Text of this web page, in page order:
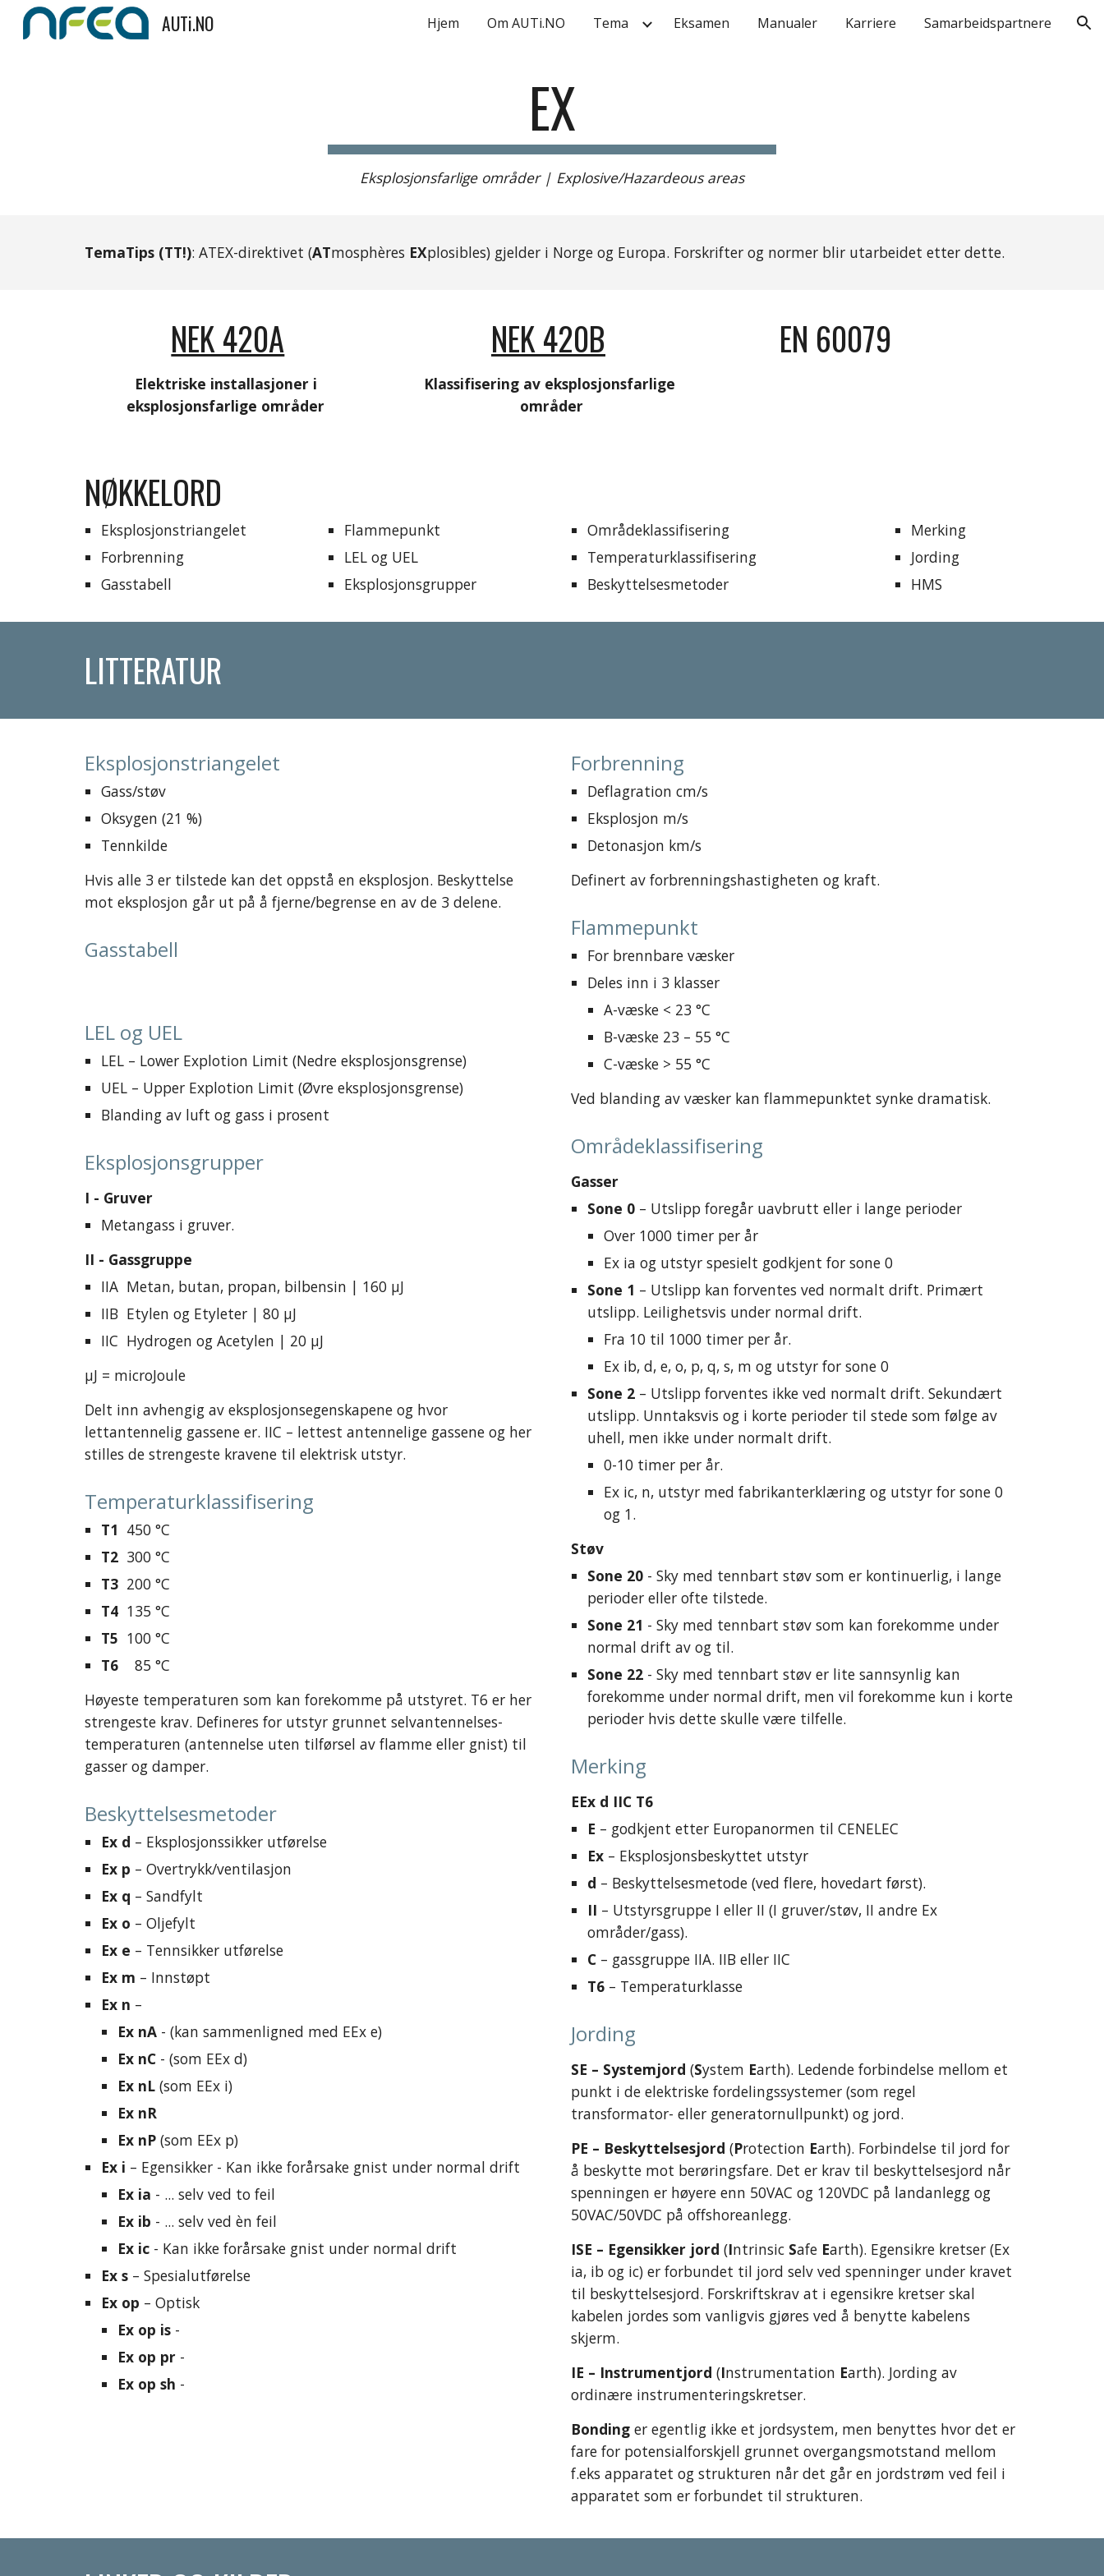
Skip to main content Skip to navigation
AUTi.NO Hjem Om AUTi.NO Tema Eksamen Manualer Karriere Samarbeidspartnere
EX
Eksplosjonsfarlige områder | Explosive/Hazardeous areas
TemaTips (TT!): ATEX-direktivet (ATmosphères EXplosibles) gjelder i Norge og Europa. Forskrifter og normer blir utarbeidet etter dette.
NEK 420A
Elektriske installasjoner i
eksplosjonsfarlige områder
NEK 420B
Klassifisering av eksplosjonsfarlige
områder
EN 60079
NØKKELORD
Eksplosjonstriangelet
Forbrenning
Gasstabell
Flammepunkt
LEL og UEL
Eksplosjonsgrupper
Områdeklassifisering
Temperaturklassifisering
Beskyttelsesmetoder
Merking
Jording
HMS
LITTERATUR
Eksplosjonstriangelet
Gass/støv
Oksygen (21 %)
Tennkilde
Hvis alle 3 er tilstede kan det oppstå en eksplosjon. Beskyttelse
mot eksplosjon går ut på å fjerne/begrense en av de 3 delene.
Gasstabell
LEL og UEL
LEL – Lower Explotion Limit (Nedre eksplosjonsgrense)
UEL – Upper Explotion Limit (Øvre eksplosjonsgrense)
Blanding av luft og gass i prosent
Eksplosjonsgrupper
I - Gruver
Metangass i gruver.
II - Gassgruppe
IIA  Metan, butan, propan, bilbensin | 160 µJ
IIB  Etylen og Etyleter | 80 µJ
IIC  Hydrogen og Acetylen | 20 µJ
µJ = microJoule
Delt inn avhengig av eksplosjonsegenskapene og hvor
lettantennelig gassene er. IIC – lettest antennelige gassene og her
stilles de strengeste kravene til elektrisk utstyr.
Temperaturklassifisering
T1
  450 °C
T2
  300 °C
T3
  200 °C
T4
  135 °C
T5
  100 °C
T6
    85 °C
Høyeste temperaturen som kan forekomme på utstyret. T6 er her
strengeste krav. Defineres for utstyr grunnet selvantennelses-
temperaturen (antennelse uten tilførsel av flamme eller gnist) til
gasser og damper.
Beskyttelsesmetoder
Ex d – Eksplosjonssikker utførelse
Ex p – Overtrykk/ventilasjon
Ex q – Sandfylt
Ex o – Oljefylt
Ex e – Tennsikker utførelse
Ex m – Innstøpt
Ex n –
Ex nA - (kan sammenligned med EEx e)
Ex nC - (som EEx d)
Ex nL (som EEx i)
Ex nR
Ex nP (som EEx p)
Ex i – Egensikker - Kan ikke forårsake gnist under normal drift
Ex ia - ... selv ved to feil
Ex ib - ... selv ved èn feil
Ex ic - Kan ikke forårsake gnist under normal drift
Ex s – Spesialutførelse
Ex op – Optisk
Ex op is -
Ex op pr -
Ex op sh -
Forbrenning
Deflagration cm/s
Eksplosjon m/s
Detonasjon km/s
Definert av forbrenningshastigheten og kraft.
Flammepunkt
For brennbare væsker
Deles inn i 3 klasser
A-væske < 23 °C
B-væske 23 – 55 °C
C-væske > 55 °C
Ved blanding av væsker kan flammepunktet synke dramatisk.
Områdeklassifisering
Gasser
Sone 0 – Utslipp foregår uavbrutt eller i lange perioder
Over 1000 timer per år
Ex ia og utstyr spesielt godkjent for sone 0
Sone 1 – Utslipp kan forventes ved normalt drift. Primært
utslipp. Leilighetsvis under normal drift.
Fra 10 til 1000 timer per år.
Ex ib, d, e, o, p, q, s, m og utstyr for sone 0
Sone 2 – Utslipp forventes ikke ved normalt drift. Sekundært
utslipp. Unntaksvis og i korte perioder til stede som følge av
uhell, men ikke under normalt drift.
0-10 timer per år.
Ex ic, n, utstyr med fabrikanterklæring og utstyr for sone 0
og 1.
Støv
Sone 20 - Sky med tennbart støv som er kontinuerlig, i lange
perioder eller ofte tilstede.
Sone 21 - Sky med tennbart støv som kan forekomme under
normal drift av og til.
Sone 22 - Sky med tennbart støv er lite sannsynlig kan
forekomme under normal drift, men vil forekomme kun i korte
perioder hvis dette skulle være tilfelle.
Merking
EEx d IIC T6
E – godkjent etter Europanormen til CENELEC
Ex – Eksplosjonsbeskyttet utstyr
d – Beskyttelsesmetode (ved flere, hovedart først).
II – Utstyrsgruppe I eller II (I gruver/støv, II andre Ex
områder/gass).
C – gassgruppe IIA. IIB eller IIC
T6 – Temperaturklasse
Jording
SE – Systemjord (System Earth). Ledende forbindelse mellom et
punkt i de elektriske fordelingssystemer (som regel
transformator- eller generatornullpunkt) og jord.
PE – Beskyttelsesjord (Protection Earth). Forbindelse til jord for
å beskytte mot berøringsfare. Det er krav til beskyttelsesjord når
spenningen er høyere enn 50VAC og 120VDC på landanlegg og
50VAC/50VDC på offshoreanlegg.
ISE – Egensikker jord (Intrinsic Safe Earth). Egensikre kretser (Ex
ia, ib og ic) er forbundet til jord selv ved spenninger under kravet
til beskyttelsesjord. Forskriftskrav at i egensikre kretser skal
kabelen jordes som vanligvis gjøres ved å benytte kabelens
skjerm.
IE – Instrumentjord (Instrumentation Earth). Jording av
ordinære instrumenteringskretser.
Bonding er egentlig ikke et jordsystem, men benyttes hvor det er
fare for potensialforskjell grunnet overgangsmotstand mellom
f.eks apparatet og strukturen når det går en jordstrøm ved feil i
apparatet som er forbundet til strukturen.